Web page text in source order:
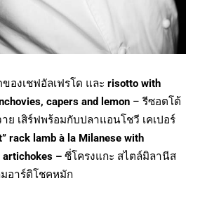
องเชฟอัลเฟรโด และ risotto with
capers and lemon – รีซอตโต้
ย เสิร์ฟพร้อมกับปลาแอนโชวี เคเปอร์
rack lamb à la Milanese with
artichokes – ซี่โครงแกะ สไตล์มิลานีส
มอาร์ติโชคหมัก